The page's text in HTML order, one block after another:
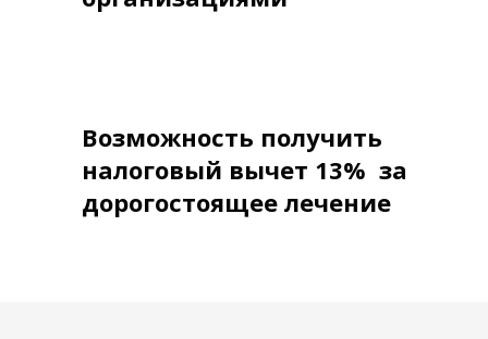
Возможность получить
налоговый вычет 13% за
дорогостоящее лечение